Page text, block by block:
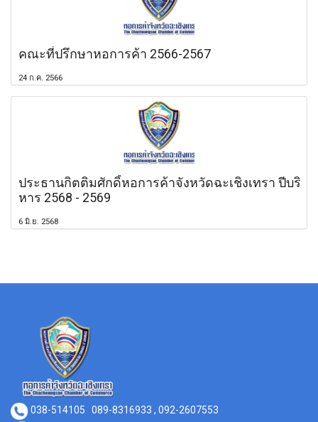
คณะที่ปรึกษาหอการค้า 2566-2567
24 ก.ค. 2566
ประธานกิตติมศักดิ์หอการค้าจังหวัดฉะเชิงเทรา ปีบริ
หาร 2568 - 2569
6 มิ.ย. 2568
038-514105 089-8316933 , 092-2607553